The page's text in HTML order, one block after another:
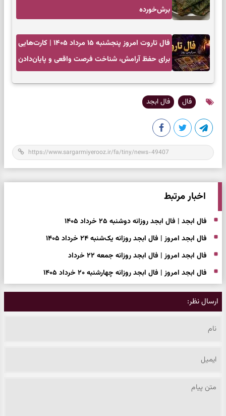
برش‌خورده
فال تاروت امروز پنجشنبه ۱۵ مرداد ۱۴۰۵ | کارت‌هایی
برای حفظ آرامش، شناخت فرصت واقعی و پایان‌دادن
فال فال ابجد
اخبار مرتبط
فال ابجد | فال ابجد روزانه دوشنبه ۲۵ خرداد ۱۴۰۵
فال ابجد امروز | فال ابجد روزانه یک‌شنبه ۲۴ خرداد ۱۴۰۵
فال ابجد امروز | فال ابجد روزانه جمعه ۲۲ خرداد
فال ابجد امروز | فال ابجد روزانه چهارشنبه ۲۰ خرداد ۱۴۰۵
ارسال نظر: